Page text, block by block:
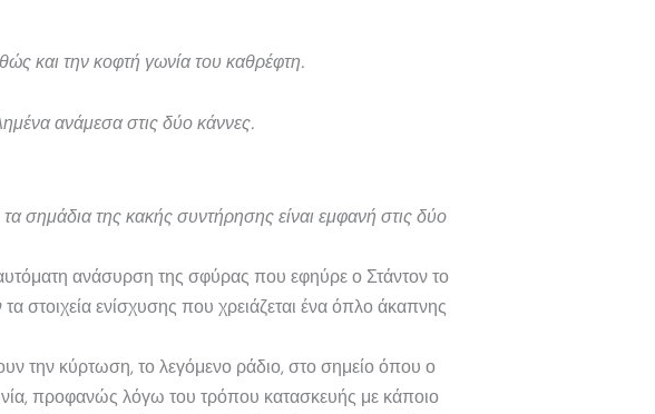
και την κοφτή γωνία του καθρέφτη.
ανάμεσα στις δύο κάννες.
σημάδια της κακής συντήρησης είναι εμφανή στις δύο
ανάσυρση της σφύρας που εφηύρε ο Στάντον το
στοιχεία ενίσχυσης που χρειάζεται ένα όπλο άκαπνης
την κύρτωση, το λεγόμενο ράδιο, στο σημείο όπου ο
προφανώς λόγω του τρόπου κατασκευής με κάποιο